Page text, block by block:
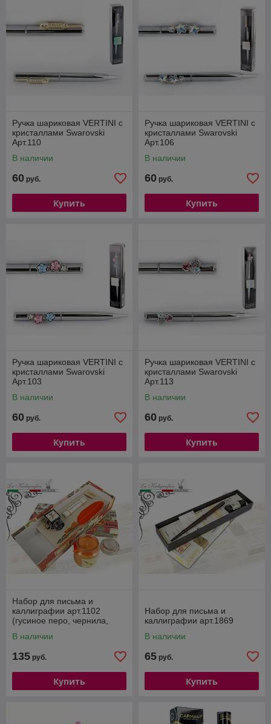
Ручка шариковая VERTINI с
кристаллами Swarovski
Арт.110
В наличии
60 руб.
Купить
Ручка шариковая VERTINI с
кристаллами Swarovski
Арт.106
В наличии
60 руб.
Купить
Ручка шариковая VERTINI с
кристаллами Swarovski
Арт.103
В наличии
60 руб.
Купить
Ручка шариковая VERTINI с
кристаллами Swarovski
Арт.113
В наличии
60 руб.
Купить
Набор для письма и
каллиграфии арт.1102
(гусиное перо, чернила,
В наличии
135 руб.
Купить
Набор для письма и
каллиграфии арт.1869
В наличии
65 руб.
Купить